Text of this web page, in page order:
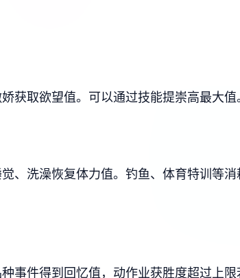
获取欲望值。 可以通过技能提崇高最大值
、洗澡恢复体力值。 钓鱼、体育特训等消
事件得到回忆值，动作业获胜度超过上限